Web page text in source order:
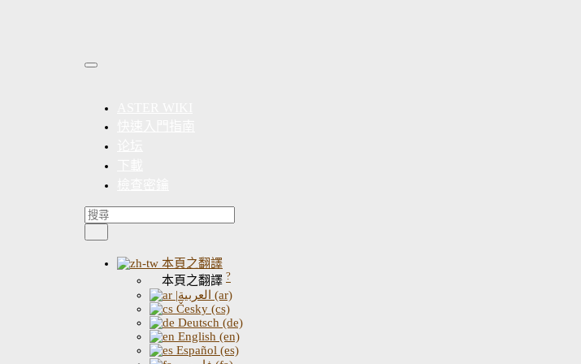
本頁之翻譯
本頁之翻譯 ?
|العربية (ar)
Česky (cs)
Deutsch (de)
English (en)
Español (es)